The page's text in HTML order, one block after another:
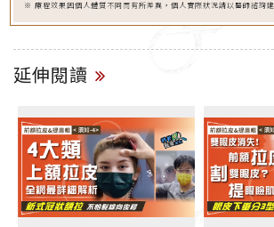
※ 療程效果因個人體質不同而有所差異，個人實際狀況請以醫師諮詢建
延伸閱讀